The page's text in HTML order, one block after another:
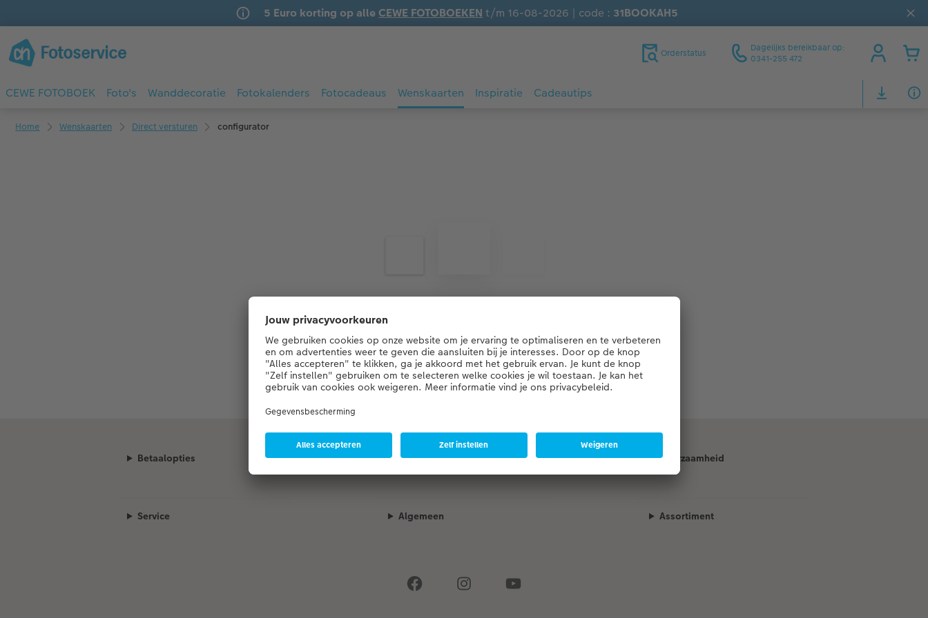
5 Euro korting op alle CEWE FOTOBOEKEN t/m 16-08-2026 | code : 31BOOKAH5
Orderstatus
Dagelijks bereikbaar op:
0341-255 472
CEWE FOTOBOEK Foto's Wanddecoratie Fotokalenders Fotocadeaus Wenskaarten Inspiratie Cadeautips
Home Wenskaarten Direct versturen configurator
Betaalopties Kwaliteit & zekerheid Duurzaamheid
Service Algemeen Assortiment